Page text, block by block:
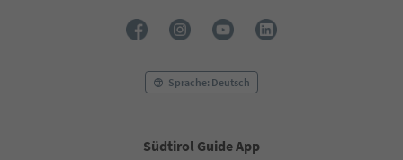
Sprache: Deutsch
Südtirol Guide App